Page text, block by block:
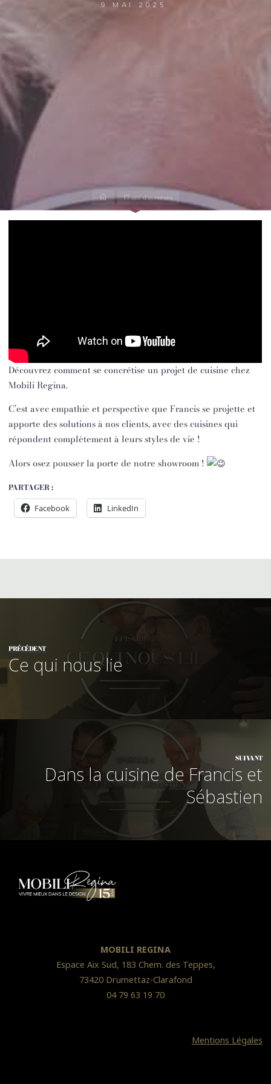
9 MAI 2025
Accueil15 ans d'aventure
Découvrez comment se concrétise un projet de cuisine chez
Mobili Regina.
C’est avec empathie et perspective que Francis se projette et
apporte des solutions à nos clients, avec des cuisines qui
répondent complètement à leurs styles de vie !
Alors osez pousser la porte de notre showroom !
PARTAGER :
Facebook LinkedIn
PRÉCÉDENT
Ce qui nous lie
SUIVANT
Dans la cuisine de Francis et
Sébastien
MOBILI REGINA
Espace Aix Sud, 183 Chem. des Teppes,
73420 Drumettaz-Clarafond
04 79 63 19 70
Mentions Légales